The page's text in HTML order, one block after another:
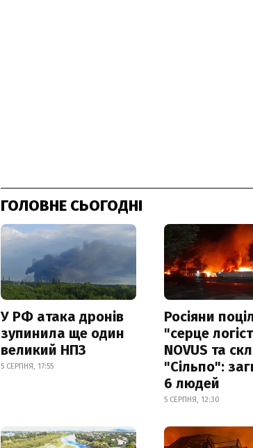
ГОЛОВНЕ СЬОГОДНІ
У РФ атака дронів
зупинила ще один
великий НПЗ
5 СЕРПНЯ, 17:55
Росіяни
"серце
NOVUS та
"Сільпо":
6 людей
5 СЕРПНЯ, 12:30